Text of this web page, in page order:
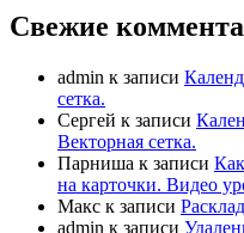
Свежие
admin к записи
сетка.
Сергей к записи
Векторная сетка.
Парниша к записи
на карточки. Видео
Макс к записи
admin к записи